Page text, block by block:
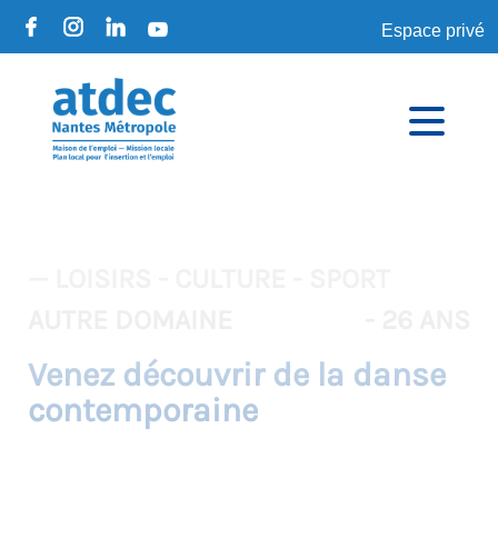
Espace privé
Venez découvrir de la danse
contemporaine